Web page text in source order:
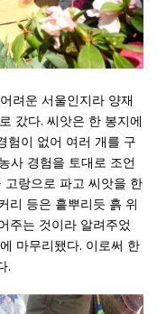
려운 서울인지라 양재
갔다. 씨앗은 한 봉지에
험이 없어 여러 개를 구
사 경험을 토대로 조언
고랑으로 파고 씨앗을 한
리 등은 흩뿌리듯 흙 위
주는 것이라 알려주었
마무리됐다. 이로써 한
.